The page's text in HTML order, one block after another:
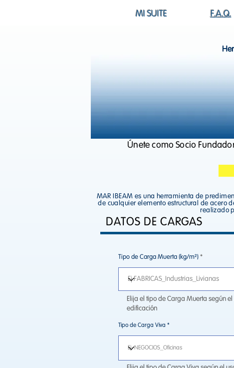
MI SUITE F.A.Q.
Únete como Socio
MAR IBEAM es una herramienta de
de cualquier elemento estructural de acero
realizado
DATOS DE CARGAS
Tipo de Carga Muerta (kg/m²)
Elija el tipo de Carga Muerta según el
edificación
Tipo de Carga Viva